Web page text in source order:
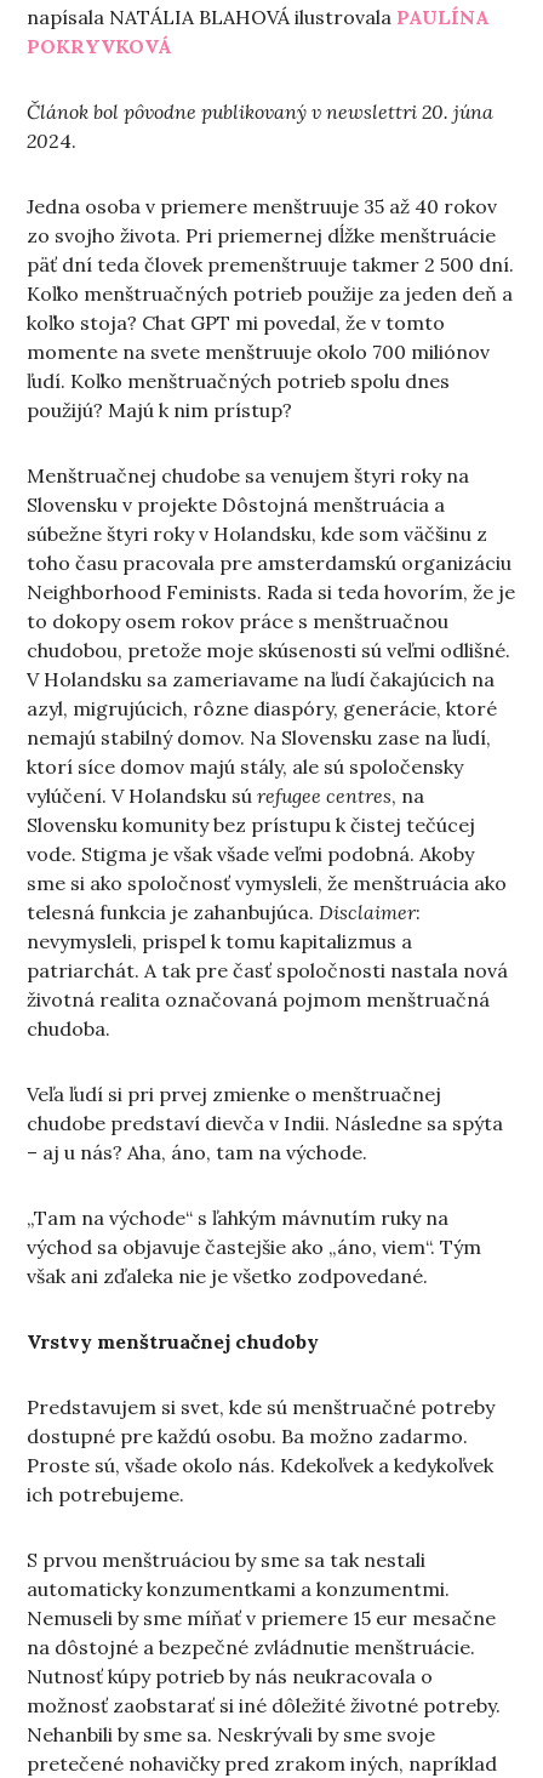
napísala NATÁLIA BLAHOVÁ ilustrovala PAULÍNA
POKRYVKOVÁ
Článok bol pôvodne publikovaný v newslettri 20. júna
2024.
Jedna osoba v priemere menštruuje 35 až 40 rokov
zo svojho života. Pri priemernej dĺžke menštruácie
päť dní teda človek premenštruuje takmer 2 500 dní.
Koľko menštruačných potrieb použije za jeden deň a
koľko stoja? Chat GPT mi povedal, že v tomto
momente na svete menštruuje okolo 700 miliónov
ľudí. Koľko menštruačných potrieb spolu dnes
použijú? Majú k nim prístup?
Menštruačnej chudobe sa venujem štyri roky na
Slovensku v projekte Dôstojná menštruácia a
súbežne štyri roky v Holandsku, kde som väčšinu z
toho času pracovala pre amsterdamskú organizáciu
Neighborhood Feminists. Rada si teda hovorím, že je
to dokopy osem rokov práce s menštruačnou
chudobou, pretože moje skúsenosti sú veľmi odlišné.
V Holandsku sa zameriavame na ľudí čakajúcich na
azyl, migrujúcich, rôzne diaspóry, generácie, ktoré
nemajú stabilný domov. Na Slovensku zase na ľudí,
ktorí síce domov majú stály, ale sú spoločensky
vylúčení. V Holandsku súrefugee centres, na
Slovensku komunity bez prístupu k čistej tečúcej
vode. Stigma je však všade veľmi podobná. Akoby
sme si ako spoločnosť vymysleli, že menštruácia ako
telesná funkcia je zahanbujúca.Disclaimer:
nevymysleli, prispel k tomu kapitalizmus a
patriarchát. A tak pre časť spoločnosti nastala nová
životná realita označovaná pojmom menštruačná
chudoba.
Veľa ľudí si pri prvej zmienke o menštruačnej
chudobe predstaví dievča v Indii. Následne sa spýta
– aj u nás? Aha, áno, tam na východe.
„Tam na východe“ s ľahkým mávnutím ruky na
východ sa objavuje častejšie ako „áno, viem“. Tým
však ani zďaleka nie je všetko zodpovedané.
Vrstvy menštruačnej chudoby
Predstavujem si svet, kde sú menštruačné potreby
dostupné pre každú osobu. Ba možno zadarmo.
Proste sú, všade okolo nás. Kdekoľvek a kedykoľvek
ich potrebujeme.
S prvou menštruáciou by sme sa tak nestali
automaticky konzumentkami a konzumentmi.
Nemuseli by sme míňať v priemere 15 eur mesačne
na dôstojné a bezpečné zvládnutie menštruácie.
Nutnosť kúpy potrieb by nás neukracovala o
možnosť zaobstarať si iné dôležité životné potreby.
Nehanbili by sme sa. Neskrývali by sme svoje
pretečené nohavičky pred zrakom iných, napríklad